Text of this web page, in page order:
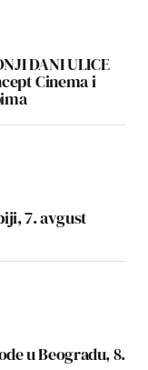
DANI ULICE
Cinema i
7. avgust
u Beogradu, 8.